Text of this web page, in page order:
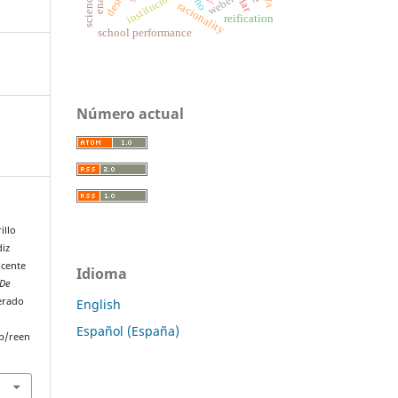
reen
racionalityreification
school performance
Número actual
Idioma
English
Español (España)